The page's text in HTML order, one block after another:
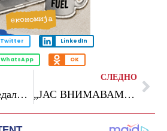
Twitter LinkedIn
WhatsApp OK
Извештај „Огледало на Владата“: За речиси две третини од предлог-законите нема консултативен процес на ЕНЕР
СЛЕДНО
„ЈАС ВНИМАВАМ И БЕЗБЕДНО ВОЗАМ“ – дефиле на велосипедисти и мотоциклисти за поголема безбедност во сообраќајот